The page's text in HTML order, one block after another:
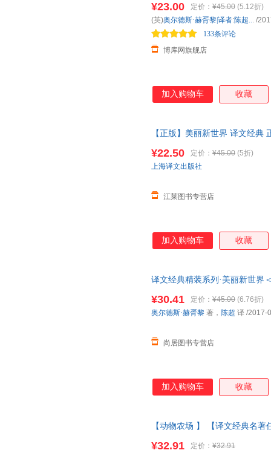
¥23.00 定价： ¥45.00 (5.12折)
博库网旗舰店
133条评论
(英)奥尔德斯·赫胥黎|译者:陈超... /
加入购物车 收藏
【正版】美丽新世界 译文经典
客服有优惠
¥22.50 定价： ¥45.00 (5折)
江莱图书专营店
上海译文出版社
加入购物车 收藏
译文经典精装系列·美丽新世界
¥30.41 定价： ¥45.00 (6.76折)
尚居图书专营店
奥尔德斯·赫胥黎 著， 陈超 译 /2017-
加入购物车 收藏
【动物农场 】 【译文经典名
当当客服
¥32.91 定价： ¥32.91